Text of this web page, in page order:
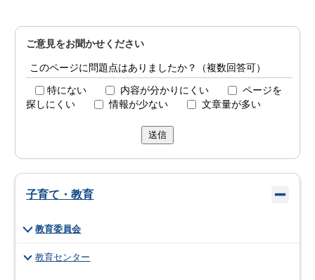
ご意見をお聞かせください
このページに問題点はありましたか？（複数回答可）
特にない 内容が分かりにくい
ページを
探しにくい
情報が少ない 文章量が多い
送信
子育て・教育
教育委員会
教育センター